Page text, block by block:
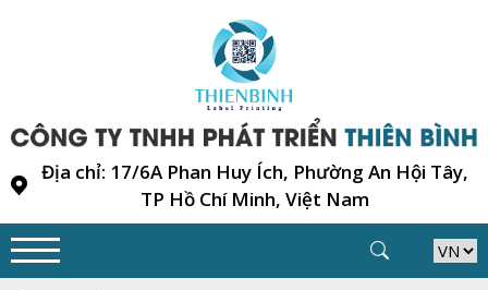
Địa chỉ: 17/6A Phan Huy Ích, Phường An Hội Tây,
TP Hồ Chí Minh, Việt Nam